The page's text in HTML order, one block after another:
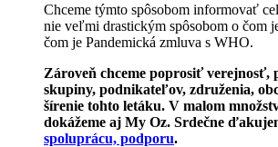
Chceme týmto spôsobom informovať
nie veľmi drastickým spôsobom o čom
čom je Pandemická zmluva s WHO.
Zároveň chceme poprosiť verejnosť,
skupiny, podnikateľov, združenia,
šírenie tohto letáku. V malom
dokážeme aj My Oz. Srdečne
spoluprácu, podporu.